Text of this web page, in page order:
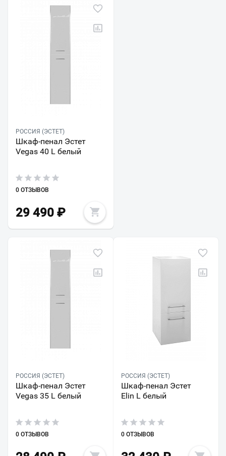
РОССИЯ (ЭСТЕТ)
Шкаф-пенал Эстет
Vegas 40 L белый
0 ОТЗЫВОВ
29 490 ₽
РОССИЯ (ЭСТЕТ)
Шкаф-пенал Эстет
Vegas 35 L белый
0 ОТЗЫВОВ
РОССИЯ (ЭСТЕТ)
Шкаф-пенал Эстет
Elin L белый
0 ОТЗЫВОВ